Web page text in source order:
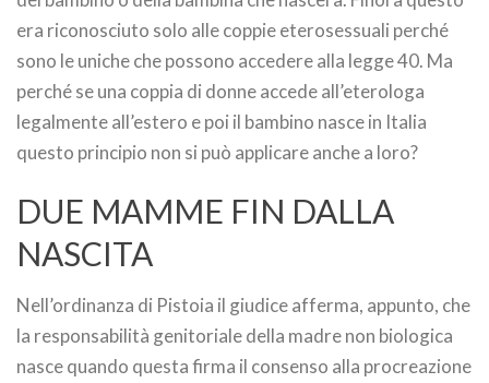
era riconosciuto solo alle coppie eterosessuali perché
sono le uniche che possono accedere alla legge 40. Ma
perché se una coppia di donne accede all’eterologa
legalmente all’estero e poi il bambino nasce in Italia
questo principio non si può applicare anche a loro?
DUE MAMME FIN DALLA
NASCITA
Nell’ordinanza di Pistoia il giudice afferma, appunto, che
la responsabilità genitoriale della madre non biologica
nasce quando questa firma il consenso alla procreazione